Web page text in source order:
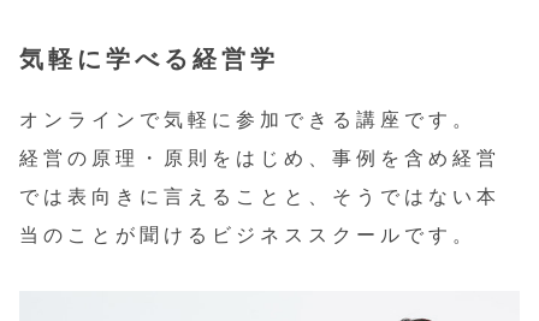
気軽に学べる経営学
オンラインで気軽に参加できる講座です。
経営の原理・原則をはじめ、事例を含め経営
では表向きに言えることと、そうではない本
当のことが聞けるビジネススクールです。